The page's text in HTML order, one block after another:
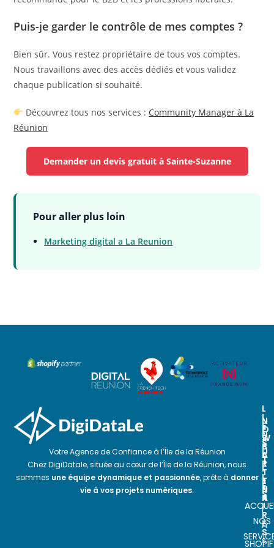
Puis-je garder le contrôle de mes comptes ?
Bien sûr. Vous restez propriétaire de tous vos comptes.
Nous travaillons avec des accès dédiés et vous validez
chaque publication si souhaité.
Découvrez tous nos services : Community Manager à La
Réunion
Demander un devis gratuit à Sainte-Suzanne
Pour aller plus loin
Marketing digital a La Reunion
Votre Agence de Confiance à l’Île de la Réunion
Chez DigiDatale, située au cœur de l’Île de la Réunion, nous
sommes une équipe dynamique et passionnée, prête à donner
vie à vos projets numériques.
L
I
E
N
S
U
T
I
L
E
S
NOS
N
O
S
P
A
R
T
E
N
A
I
R
E
S
N
E
W
S
L
E
T
T
E
R
I
n
s